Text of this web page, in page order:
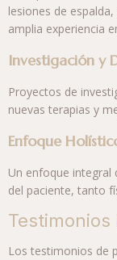
lesiones de
amplia experiencia
Investigación y
Proyectos de
nuevas terapias y
Enfoque
Un enfoque integral
del paciente, tanto
Testimonios
Los testimonios de